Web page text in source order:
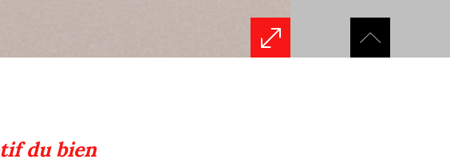
du bien